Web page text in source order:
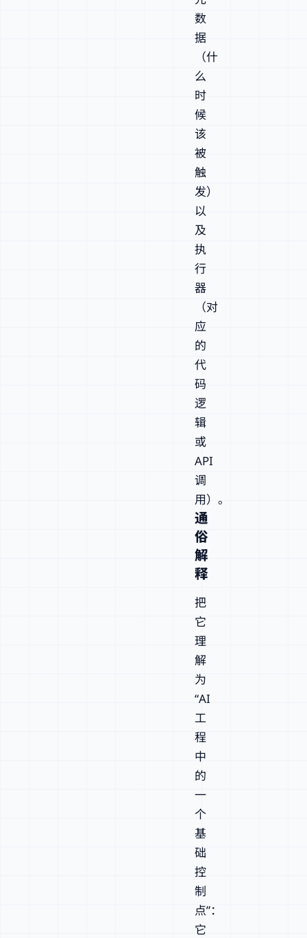
数
据
（什
么
时
候
该
被
触
发）
以
及
执
行
器
（对
应
的
代
码
逻
辑
或
API
调
用）。
通
俗
解
释
把
它
理
解
为
“AI
工
程
中
的
一
个
基
础
控
制
点”：
它